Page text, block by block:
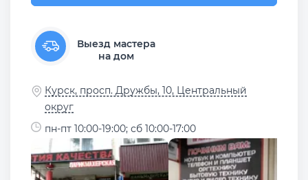
Выезд мастера
на дом
Курск, просп. Дружбы, 10, Центральный
округ
пн-пт 10:00-19:00; сб 10:00-17:00